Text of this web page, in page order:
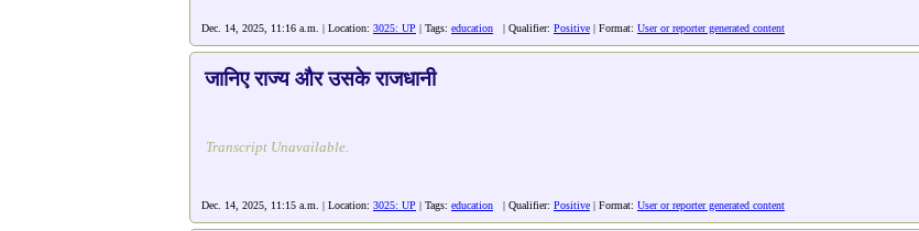
Dec. 14, 2025, 11:16 a.m. | Location: 3025: UP | Tags: education | Qualifier: Positive | Format: User or reporter generated content
जानिए राज्य और उसके राजधानी
Transcript Unavailable.
Dec. 14, 2025, 11:15 a.m. | Location: 3025: UP | Tags: education | Qualifier: Positive | Format: User or reporter generated content